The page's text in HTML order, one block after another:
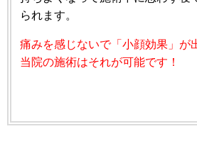
られます。
痛みを感じないで「小顔効果」が
当院の施術はそれが可能です！